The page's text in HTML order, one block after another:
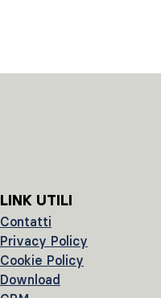
LINK UTILI
Contatti
Privacy Policy
Cookie Policy
Download